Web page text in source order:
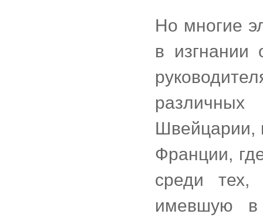
Но многие
в изгнании
различных
Швейцарии,
Франции,
среди тех,
имевшую в